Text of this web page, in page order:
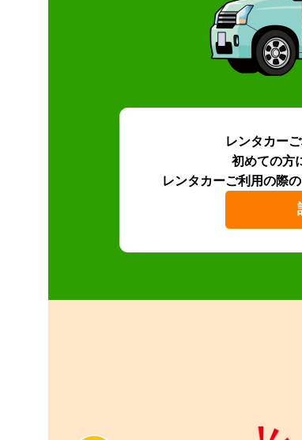
レンタカー
初めての方
レンタカーご利用の際